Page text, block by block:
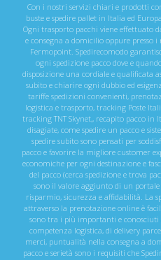
Con i nostri servizi chiari e prodotti
buste e spedire pallet in Italia ed
Ogni trasporto pacchi viene effettuato
e consegna a domicilio oppure
Fermopoint. Spedirecomodo
ogni spedizione pacco dove e
disposizione una cordiale e qualificata
subito e chiarire ogni dubbio ed
tariffe spedizioni convenienti,
logistica e trasporto, tracking Poste
tracking TNT Skynet,, recapito pacco
disagiate, come spedire un pacco e
spedire subito sono pensati per
pacco e favorire la migliore customer
economiche per ogni destinazione e
del pacco (cerca spedizione e trova
sono il valore aggiunto di un
risparmio, sicurezza e affidabilità. La
attraverso la prenotazione online è
sono tra i più importanti e
competenza logistica, di delivery
merci, puntualità nella consegna a
pacco e serietà sono i requisiti che